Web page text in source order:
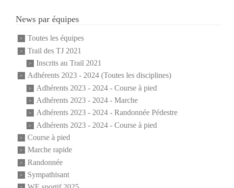
News par équipes
Toutes les équipes
Trail des TJ 2021
Inscrits au Trail 2021
Adhérents 2023 - 2024 (Toutes les disciplines)
Adhérents 2023 - 2024 - Course à pied
Adhérents 2023 - 2024 - Marche
Adhérents 2023 - 2024 - Randonnée Pédestre
Adhérents 2023 - 2024 - Course à pied
Course à pied
Marche rapide
Randonnée
Sympathisant